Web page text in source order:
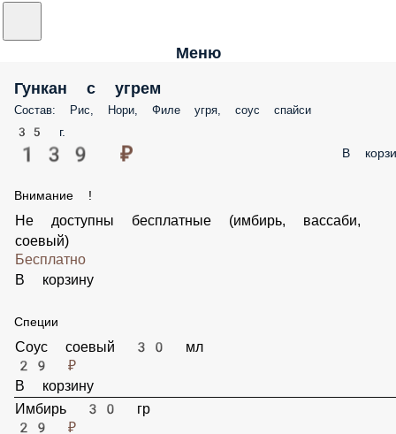
Меню
Гункан с угрем
Состав: Рис, Нори, Филе угря, соус спайси
35 г.
139 ₽ В
Внимание !
Не доступны бесплатные (имбирь, вассаби,
соевый)
Бесплатно
В корзину
Соус соевый 30 мл
29 ₽
В корзину